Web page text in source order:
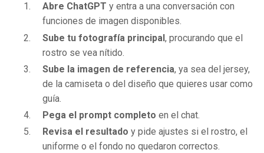
Abre ChatGPT y entra a una conversación con
funciones de imagen disponibles.
Sube tu fotografía principal, procurando que el
rostro se vea nítido.
Sube la imagen de referencia, ya sea del jersey,
de la camiseta o del diseño que quieres usar como
guía.
Pega el prompt completo en el chat.
Revisa el resultado y pide ajustes si el rostro, el
uniforme o el fondo no quedaron correctos.